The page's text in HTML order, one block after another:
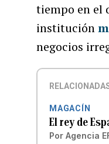
tiempo en el
institución
negocios
MAGACÍN
El rey de
Por Agencia